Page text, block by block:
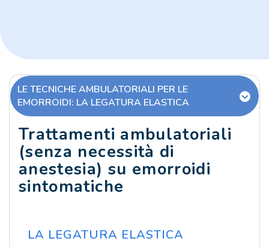
LE TECNICHE AMBULATORIALI PER LE
EMORROIDI: LA LEGATURA ELASTICA
Trattamenti ambulatoriali
(senza necessità di
anestesia) su emorroidi
sintomatiche
LA LEGATURA ELASTICA